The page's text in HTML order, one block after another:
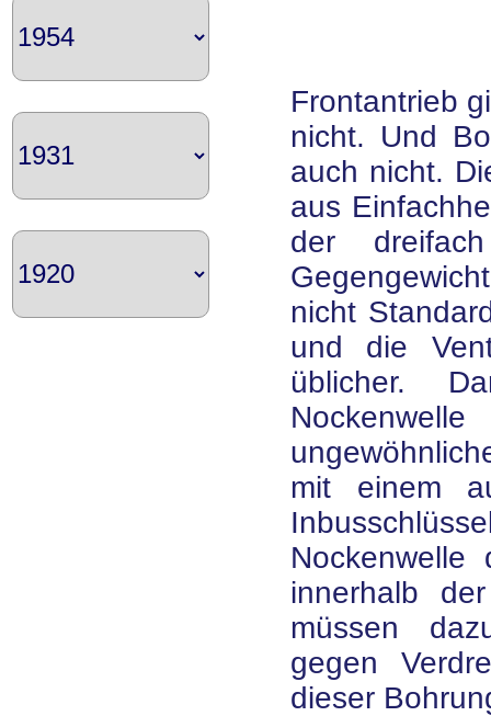
Frontantrieb
nicht. Und
auch nicht.
aus
der
nicht
und die
üblicher.
mit einem
Nockenwelle
innerhalb
müssen
gegen
dieser